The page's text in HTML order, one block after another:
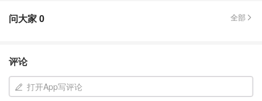
问大家0 全部
评论
打开App写评论